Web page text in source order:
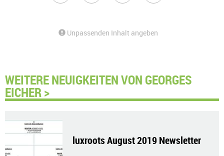
Unpassenden Inhalt angeben
WEITERE NEUIGKEITEN VON GEORGES
EICHER >
luxroots August 2019 Newsletter